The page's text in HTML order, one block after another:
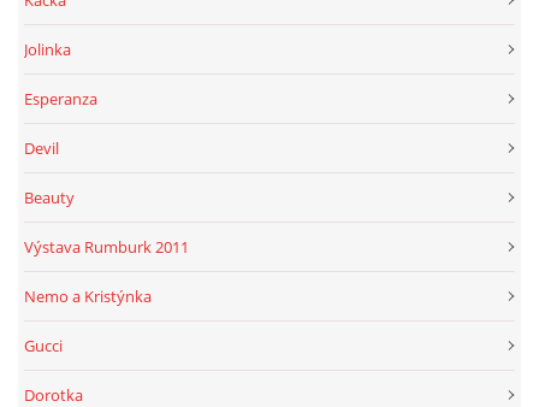
Jolinka
Esperanza
Devil
Beauty
Výstava Rumburk 2011
Nemo a Kristýnka
Gucci
Dorotka